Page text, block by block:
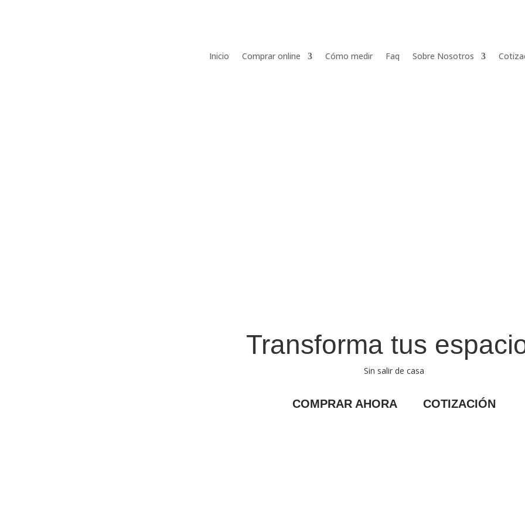
Inicio Comprar online Cómo medir Faq Sobre Nosotros
Transforma tus
Sin salir de casa
COMPRAR AHORA COTIZACIÓN